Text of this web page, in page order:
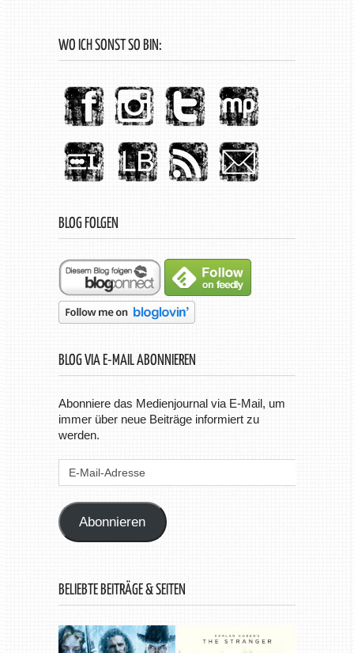
WO ICH SONST SO BIN:
BLOG FOLGEN
BLOG VIA E-MAIL ABONNIEREN
Abonniere das Medienjournal via E-Mail, um
immer über neue Beiträge informiert zu
werden.
Mail-
Abonnieren
BELIEBTE BEITRÄGE & SEITEN